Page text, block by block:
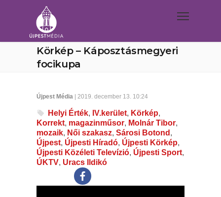
Körkép – Káposztásmegyeri
focikupa
Újpest Média | 2019. december 13. 10:24
Helyi Érték, IV.kerület, Körkép,
Korrekt, magazinműsor, Molnár Tibor,
mozaik, Női szakasz, Sárosi Botond ,
Újpest, Újpesti Híradó, Újpesti Körkép,
Újpesti Közéleti Televízió, Újpesti Sport,
ÚKTV, Uracs Ildikó